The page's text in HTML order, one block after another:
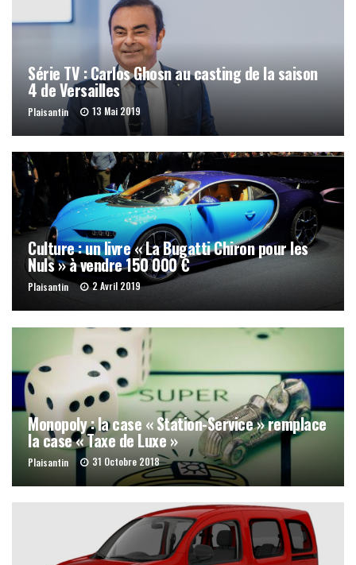
Série TV : Carlos Ghosn au casting de la saison
4 de Versailles
Plaisantin 13 Mai 2019
Culture : un livre « La Bugatti Chiron pour les
Nuls » à vendre 150 000 €
Plaisantin 2 Avril 2019
Monopoly : la case « Station-Service » remplace
la case « Taxe de Luxe »
Plaisantin 31 Octobre 2018